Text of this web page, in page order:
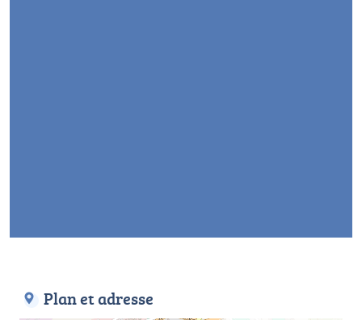
Plan et adresse